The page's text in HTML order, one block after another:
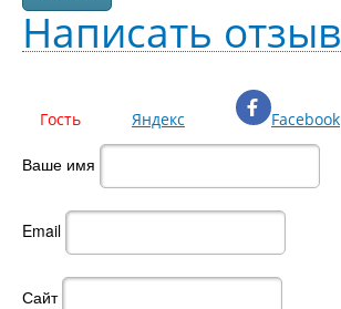
Написать отзыв
Гость Яндекс Facebook
Ваше имя
Email
Сайт